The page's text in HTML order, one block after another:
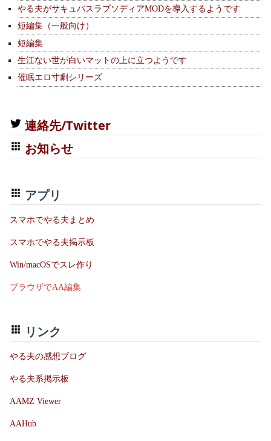
やる夫がサキュバスラプソディアMODを導入するようです
短編集（一般向け）
短編集
生江ない世が白いマットの上に立つようです
催眠エロ寸劇シリーズ
連絡先/Twitter
お知らせ
アプリ
スマホでやる夫まとめ
スマホでやる夫掲示板
Win/macOSでスレ作り
ブラウザでAA編集
リンク
やる夫の感想ブログ
やる夫系掲示板
AAMZ Viewer
AAHub